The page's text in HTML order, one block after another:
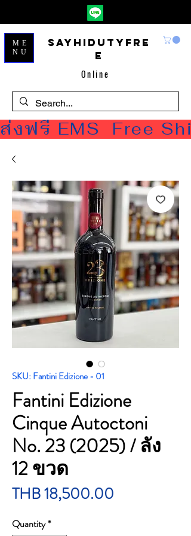
Sayhidutyfre
e
Online
ME
NU
ส่งฟรี EMS  Free
SKU: Fantini Edizione - 01
Fantini Edizione
Cinque Autoctoni
No. 23 (2025) / ลัง
12 ขวด
THB 18,500.00
Quantity*